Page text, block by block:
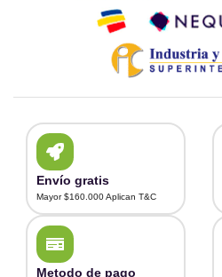
Envío gratis
Mayor $160.000 Aplican T&C
Metodo de pago